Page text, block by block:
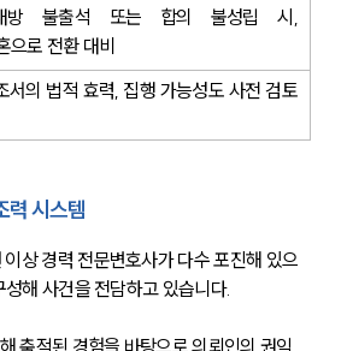
불출석 또는 합의 불성립 시,
으로 전환 대비
서의 법적 효력, 집행 가능성도 사전 검토
력 시스템
상 경력 전문변호사가 다수 포진해 있으
해 사건을 전담하고 있습니다.
축적된 경험을 바탕으로 의뢰인의 권익